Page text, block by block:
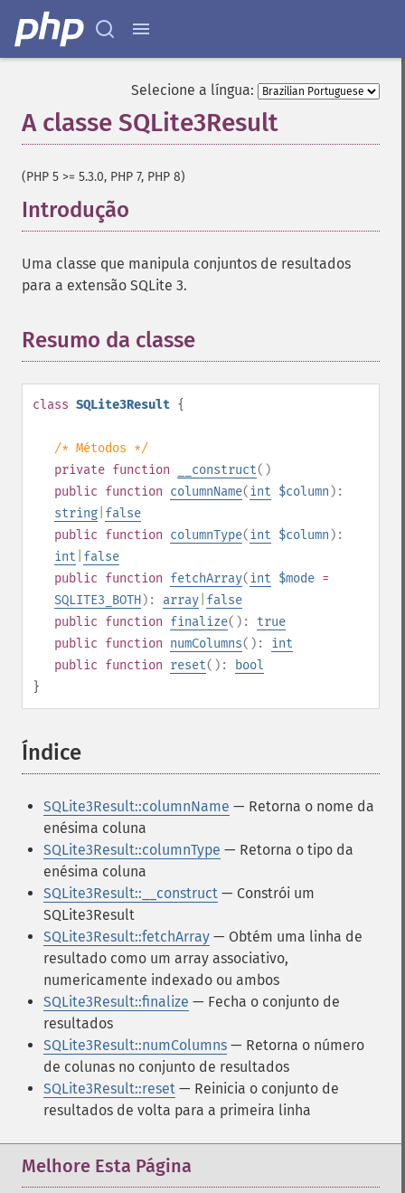
Selecione a língua:
A classe SQLite3Result
(PHP 5 >= 5.3.0, PHP 7, PHP 8)
Introdução
Uma classe que manipula conjuntos de resultados
para a extensão SQLite 3.
Resumo da classe
class SQLite3Result {
/* Métodos */
private function __construct()
public function columnName(int $column ):
string false
public function columnType(int $column ):
int false
public function fetchArray(int $mode =
SQLITE3_BOTH): array false
public function finalize(): true
public function numColumns(): int
public function reset():
bool
}
Índice
SQLite3Result::columnName — Retorna o nome da
enésima coluna
SQLite3Result::columnType — Retorna o tipo da
enésima coluna
SQLite3Result::__construct — Constrói um
SQLite3Result
SQLite3Result::fetchArray — Obtém uma linha de
resultado como um array associativo,
numericamente indexado ou ambos
SQLite3Result::finalize — Fecha o conjunto de
resultados
SQLite3Result::numColumns — Retorna o número
de colunas no conjunto de resultados
SQLite3Result::reset — Reinicia o conjunto de
resultados de volta para a primeira linha
Melhore Esta Página